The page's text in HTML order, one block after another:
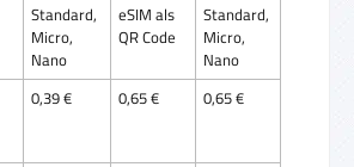
Standard,
Micro,
Nano
eSIM als
QR Code
Standard,
Micro,
Nano
0,39 € 0,65 € 0,65 €